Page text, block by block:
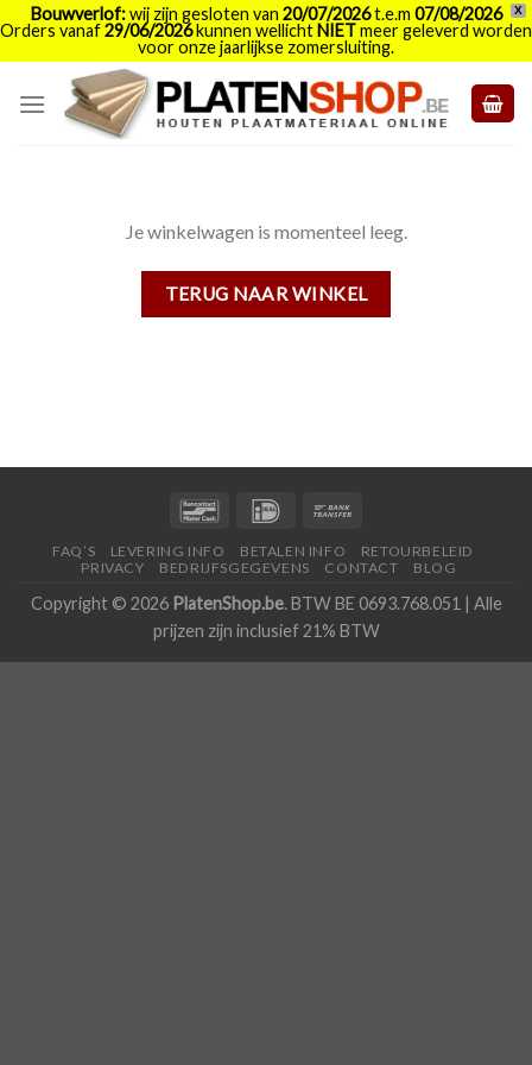
X
Bouwverlof:wij zijn gesloten van 20/07/2026t.e.m 07/08/2026
Orders vanaf29/06/2026kunnen wellichtNIETmeer geleverd worden
voor onze jaarlijkse zomersluiting.
Je winkelwagen is momenteel leeg.
TERUG NAAR WINKEL
FAQ’S LEVERING INFO BETALEN INFO
RETOURBELEID
PRIVACY
BEDRIJFSGEGEVENS CONTACT BLOG
Copyright © 2026 PlatenShop.be. BTW BE 0693.768.051 | Alle
prijzen zijn inclusief 21% BTW